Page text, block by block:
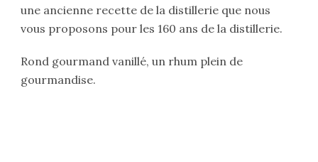
une ancienne recette de la distillerie que nous
vous proposons pour les 160 ans de la distillerie.
Rond gourmand vanillé, un rhum plein de
gourmandise.